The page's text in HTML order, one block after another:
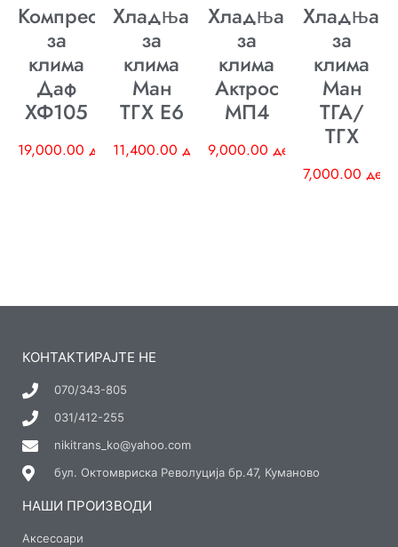
Компресор
за
клима
Даф
ХФ105
19,000.00 ден
Хладњак
за
клима
Ман
ТГХ E6
11,400.00 ден
Хладњак
за
клима
Актрос
МП4
9,000.00 ден
Хладњак
за
клима
Ман
ТГА/
ТГХ
7,000.00 ден
КОНТАКТИРАЈТЕ НЕ
070/343-805
031/412-255
nikitrans_ko@yahoo.com
бул. Октомвриска Револуција бр.47, Куманово
НАШИ ПРОИЗВОДИ
Аксесоари